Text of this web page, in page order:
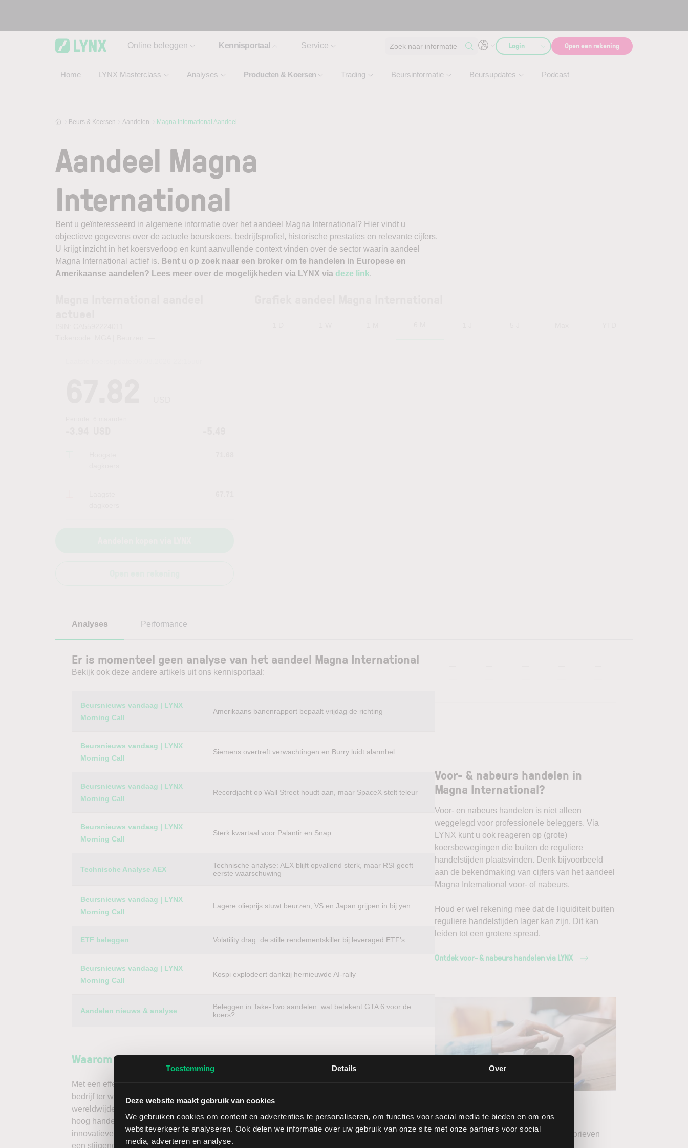
Toestemming Details Over
Deze website maakt gebruik van cookies
We gebruiken cookies om content en advertenties te personaliseren, om functies voor social media te bieden en om ons
websiteverkeer te analyseren. Ook delen we informatie over uw gebruik van onze site met onze partners voor social
media, adverteren en analyse.
Online beleggen Kennisportaal
Home LYNX Masterclass Analyses Producten & Koersen Trading Beursinformatie Beursupdates Podcast
Service Zoek naar informatie Login Open een rekening
Beurs & Koersen Aandelen Magna International Aandeel
Aandeel Magna
International
Bent u geïnteresseerd in algemene informatie over het aandeel Magna International? Hier vindt u
objectieve gegevens over de actuele beurskoers, bedrijfsprofiel, historische prestaties en relevante cijfers.
U krijgt inzicht in het koersverloop en kunt aanvullende context vinden over de sector waarin aandeel
Magna International actief is. Bent u op zoek naar een broker om te handelen in Europese en
Amerikaanse aandelen? Lees meer over de mogelijkheden via LYNX via deze link.
Analyses Performance
Er is momenteel geen analyse van het aandeel Magna International
Bekijk ook deze andere artikels uit ons kennisportaal:
Category Titel
Beursnieuws vandaag | LYNX
Morning Call
Amerikaans banenrapport bepaalt vrijdag de richting
Beursnieuws vandaag | LYNX
Morning Call
Siemens overtreft verwachtingen en Burry luidt alarmbel
Beursnieuws vandaag | LYNX
Morning Call
Recordjacht op Wall Street houdt aan, maar SpaceX stelt teleur
Beursnieuws vandaag | LYNX
Morning Call
Sterk kwartaal voor Palantir en Snap
Technische Analyse AEX
Technische analyse: AEX blijft opvallend sterk, maar RSI geeft
eerste waarschuwing
Beursnieuws vandaag | LYNX
Morning Call
Lagere olieprijs stuwt beurzen, VS en Japan grijpen in bij yen
ETF beleggen Volatility drag: de stille rendementskiller bij leveraged ETF’s
Beursnieuws vandaag | LYNX
Morning Call
Kospi explodeert dankzij hernieuwde AI-rally
Aandelen nieuws & analyse
Beleggen in Take-Two aandelen: wat betekent GTA 6 voor de
koers?
Waarom via LYNX in aandelen beleggen?
Met een effectenrekening via LYNX handelt u voordelig in aandelen van vrijwel elk beursgenoteerd
bedrijf ter wereld – dus ook van het aandeel Magna International. Met directe toegang tot
wereldwijde beurzen koopt u buitenlandse aandelen direct op de thuismarkt. Zo profiteert u van een
hoog handelsvolume en een lage spread. Handelen doet u daarnaast via een stabiel platform met
innovatieve trading tools, waarmee u direct gedegen analyses kunt maken. Belegt u met het oog op
een stijgende koers door long te gaan, of verwacht u een dalende koers en gaat u short*?
Voor- & nabeurs handelen in
Magna International?
Voor- en nabeurs handelen is niet alleen
weggelegd voor professionele beleggers. Via
LYNX kunt u ook reageren op (grote)
koersbewegingen die buiten de reguliere
handelstijden plaatsvinden. Denk bijvoorbeeld
aan de bekendmaking van cijfers van het aandeel
Magna International voor- of nabeurs.
Houd er wel rekening mee dat de liquiditeit buiten
reguliere handelstijden lager kan zijn. Dit kan
leiden tot een grotere spread.
Ontdek voor- & nabeurs handelen via LYNX
Selecteer uw gewenste LYNX Nieuwsbrieven